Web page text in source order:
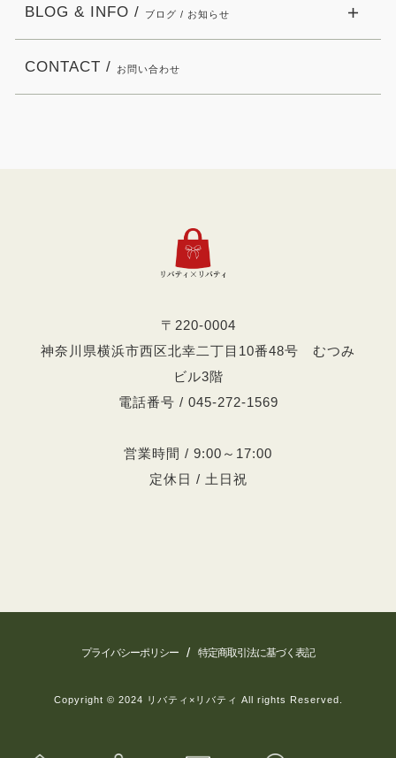
〒220-0004
神奈川県横浜市西区北幸二丁目10番48号 むつみ
ビル3階
電話番号 / 045-272-1569
営業時間 / 9:00～17:00
定休日 / 土日祝
BLOG & INFO / ブログ / お知らせ
CONTACT / お問い合わせ
プライバシーポリシー / 特定商取引法に基づく表記
Copyright © 2024 リバティ×リバティ All rights Reserved.